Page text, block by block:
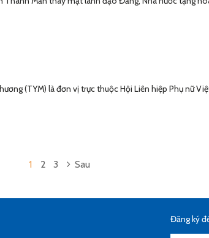
(TYM) là đơn vị trực thuộc Hội Liên hiệp Phụ nữ
1 2 3 Sau
Đăng ký